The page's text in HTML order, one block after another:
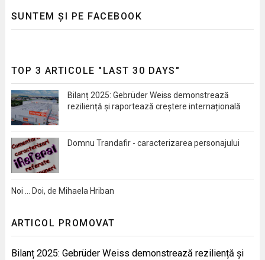
SUNTEM ȘI PE FACEBOOK
TOP 3 ARTICOLE "LAST 30 DAYS"
Bilanț 2025: Gebrüder Weiss demonstrează
reziliență și raportează creștere internațională
Domnu Trandafir - caracterizarea personajului
Noi … Doi, de Mihaela Hriban
ARTICOL PROMOVAT
Bilanț 2025: Gebrüder Weiss demonstrează reziliență și